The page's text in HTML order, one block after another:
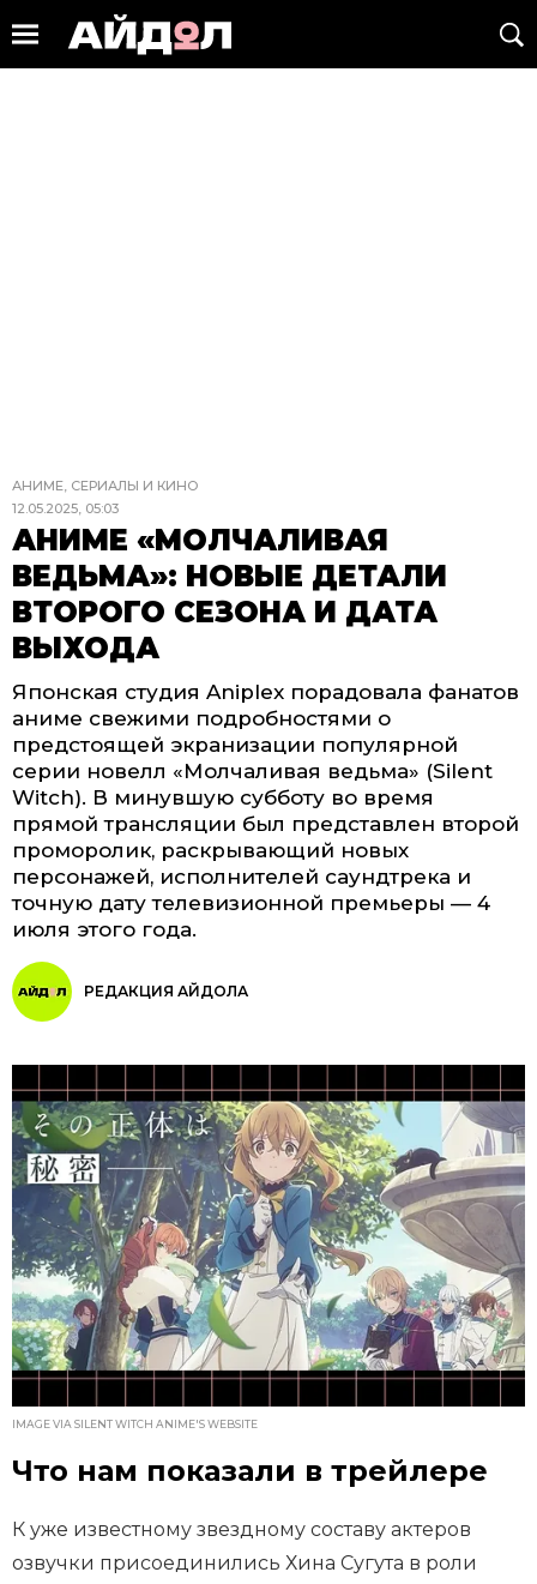
АНИМЕ, СЕРИАЛЫ И КИНО
12.05.2025, 05:03
АНИМЕ «МОЛЧАЛИВАЯ
ВЕДЬМА»: НОВЫЕ ДЕТАЛИ
ВТОРОГО СЕЗОНА И ДАТА
ВЫХОДА
Японская студия Aniplex порадовала фанатов
аниме свежими подробностями о
предстоящей экранизации популярной
серии новелл «Молчаливая ведьма» (Silent
Witch). В минувшую субботу во время
прямой трансляции был представлен второй
проморолик, раскрывающий новых
персонажей, исполнителей саундтрека и
точную дату телевизионной премьеры — 4
июля этого года.
РЕДАКЦИЯ АЙДОЛА
IMAGE VIA SILENT WITCH ANIME'S WEBSITE
Что нам показали в трейлере
К уже известному звездному составу актеров
озвучки присоединились Хина Сугута в роли